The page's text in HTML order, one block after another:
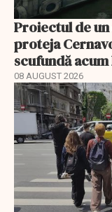
Proiectul de
proteja
scufundă
08 AUGUST 2026